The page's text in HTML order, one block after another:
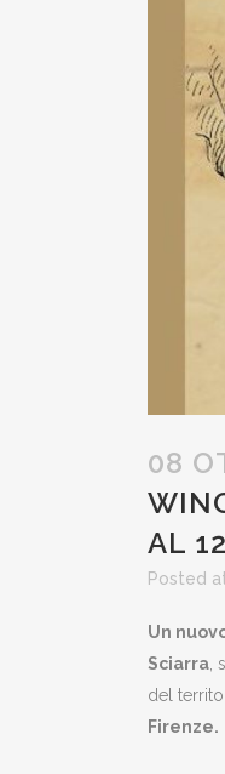
08
AL
Posted
Un
Sciarra
del
Firenze.